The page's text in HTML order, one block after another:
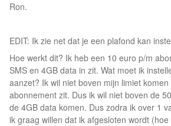
Ron.
EDIT: Ik zie net dat je een plafond kan
Hoe werkt dit? Ik heb een 10 euro p/m
SMS en 4GB data in zit. Wat moet ik
aanzet? Ik wil niet boven mijn limiet
abonnement zit. Dus ik wil niet boven de
de 4GB data komen. Dus zodra ik over 1
ik graag willen dat ik afgesloten wordt